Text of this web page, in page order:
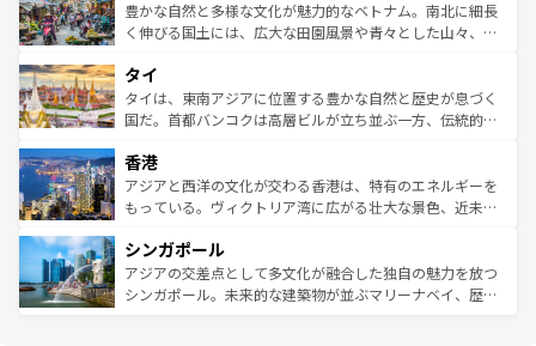
が味わえる。 なお、新着の台湾情報は コンテンツ一覧を参
照してほしい。
できる。そして、キムチや焼肉、絶品のストリートフード
まで、さまざまな韓国料理が待っている。夜には、韓国な
リティに包まれながら、韓国の多彩な魅力を心ゆくまで味
わってみてほしい。 なお、新着の韓国情報はコンテンツ一
覧を参照してほしい。
豊かな自然と多様な文化が魅力的なベトナム。南北に細長
く伸びる国土には、広大な田園風景や青々とした山々、世
急速な発展と共に伝統が息づく。ハノイの古い町並みやホ
ーチミン市のフランス統治時代の建物も、独特の雰囲気を
醸し出している。また、バラエティの豊かさとおいしさで
とつ。フォーやバインミー、ベトナムコーヒーなどは、ぜ
ひ現地で味わいたい。どの地域を訪れてもあたたかい人々
が旅行者を迎えてくれるので、きっと忘れられない旅にな
参照してほしい。
タイ
タイは、東南アジアに位置する豊かな自然と歴史が息づく
国だ。首都バンコクは高層ビルが立ち並ぶ一方、伝統的な
の活気が交差している。北部ではチェンマイなどの山岳地
帯で自然と触れ合い、南部ではプーケットやクラビの美し
いビーチでリゾート気分を楽しむことができる。タイ料理
激する。気候は一年中温暖で、どの季節にも異なる楽しみ
が待っている。親しみやすいタイの人々、仏教を中心とし
た文化、そして多様な観光資源が、訪れる旅人を魅了し続
香港
アジアと西洋の文化が交わる香港は、特有のエネルギーを
もっている。ヴィクトリア湾に広がる壮大な景色、近未来
み、どこを訪れても感動するはず。観光スポットが密集し
ており、効率よく見どころを回れるのも魅力。息をのむよ
うな絶景から文化的な体験まで、香港を存分に楽しみ尽く
シンガポール
アジアの交差点として多文化が融合した独自の魅力を放つ
シンガポール。未来的な建築物が並ぶマリーナベイ、歴史